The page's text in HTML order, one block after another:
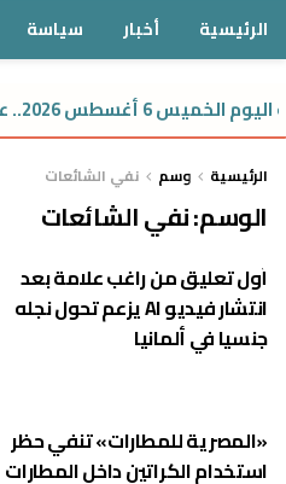
الرئيسية أخبار سياسة
2026.. عيار 21 يسجل 5930 جنيهًا
الرئيسية وسم نفي الشائعات
الوسم:نفي الشائعات
أول تعليق من راغب علامة بعد
انتشار فيديو AI يزعم تحول نجله
جنسيا في ألمانيا
«المصرية للمطارات» تنفي حظر
استخدام الكراتين داخل المطارات